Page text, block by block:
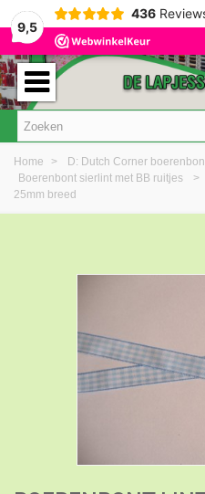
9,5
436
Home > D: Dutch Corner
Boerenbont sierlint met BB ruitjes
>
25mm breed